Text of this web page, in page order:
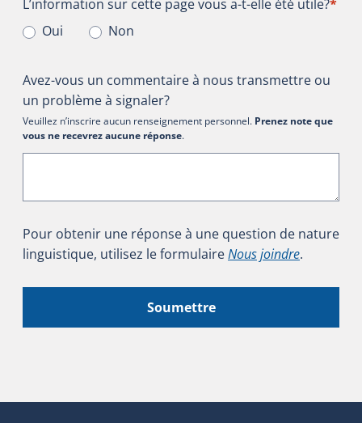
L’information sur cette page vous a-t-elle été utile?*
Oui
Non
Avez-vous un commentaire à nous transmettre ou
un problème à signaler?
Veuillez n’inscrire aucun renseignement personnel. Prenez note que
vous ne recevrez aucune réponse.
Pour obtenir une réponse à une question de nature
linguistique, utilisez le formulaireNous joindre.
Soumettre